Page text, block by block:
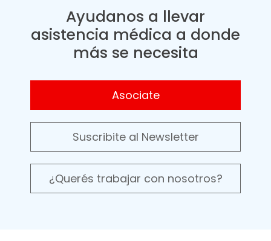
Ayudanos a llevar
asistencia médica a donde
más se necesita
Asociate
Suscribite al Newsletter
¿Querés trabajar con nosotros?